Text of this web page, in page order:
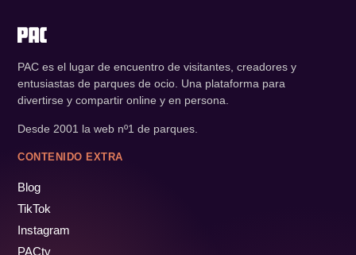
PAC es el lugar de encuentro de visitantes, creadores y
entusiastas de parques de ocio. Una plataforma para
divertirse y compartir online y en persona.
Desde 2001 la web nº1 de parques.
CONTENIDO EXTRA
Blog
TikTok
Instagram
PACtv